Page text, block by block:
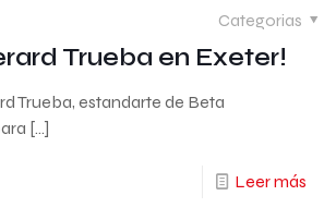
Categorias
Trueba en Exeter!
Trueba, estandarte de Beta
[…]
Leer más